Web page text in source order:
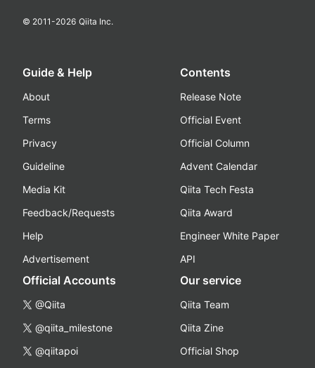
© 2011-2026 Qiita Inc.
Guide & Help
About
Terms
Privacy
Guideline
Media Kit
Feedback/Requests
Help
Advertisement
Contents
Release Note
Official Event
Official Column
Advent Calendar
Qiita Tech Festa
Qiita Award
Engineer White Paper
API
Official Accounts
@Qiita
@qiita_milestone
@qiitapoi
Our service
Qiita Team
Qiita Zine
Official Shop